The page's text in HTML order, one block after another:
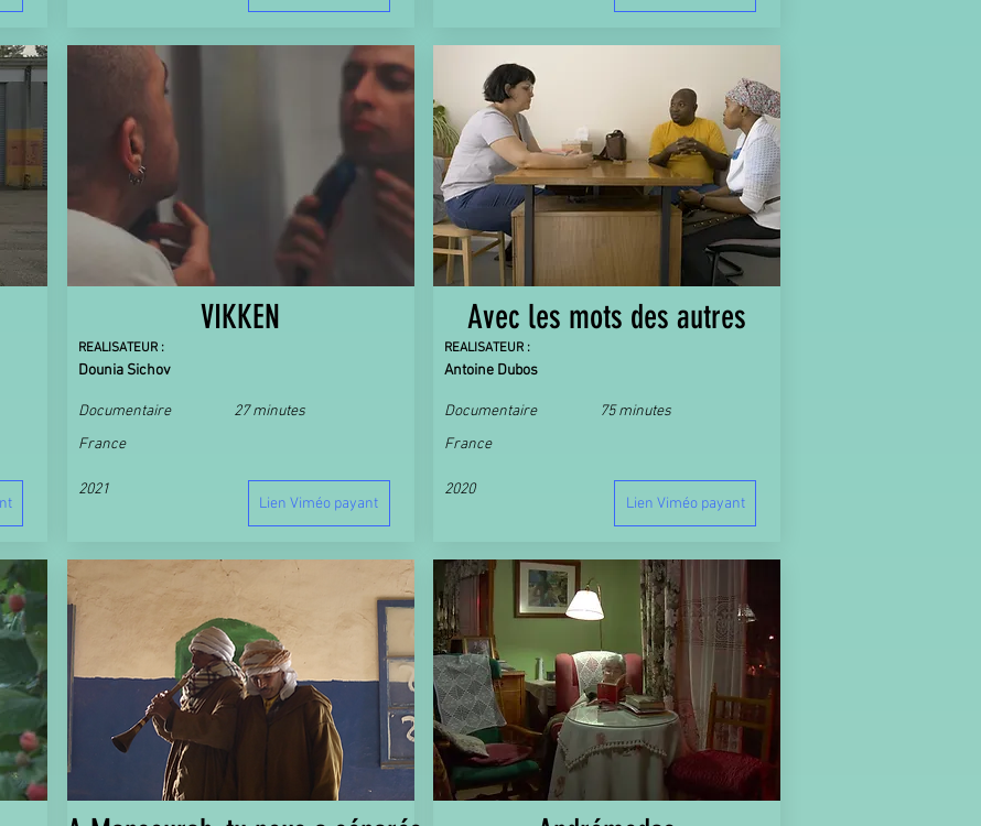
VIKKEN
REALISATEUR :
Dounia Sichov
Documentaire
27 minutes
France
2021
Lien Viméo payant
Avec les mots des autres
REALISATEUR :
Antoine Dubos
Documentaire
75 minutes
France
2020
Lien Viméo payant